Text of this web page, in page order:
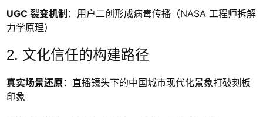
UGC 裂变机制 ：用户二创形成病毒传播（NASA 工程师拆解
力学原理）
2. 文化信任的构建路径
真实场景还原：直播镜头下的中国城市现代化景象打破刻板
印象